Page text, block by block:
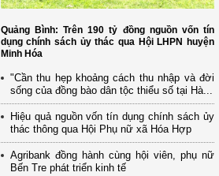
Quảng Bình: Trên 190 tỷ đồng nguồn vốn tín
dụng chính sách ủy thác qua Hội LHPN huyện
Minh Hóa
"Cần thu hẹp khoảng cách thu nhập và đời
sống của đồng bào dân tộc thiểu số tại Hà...
Hiệu quả nguồn vốn tín dụng chính sách ủy
thác thông qua Hội Phụ nữ xã Hóa Hợp
Agribank đồng hành cùng hội viên, phụ nữ
Bến Tre phát triển kinh tế